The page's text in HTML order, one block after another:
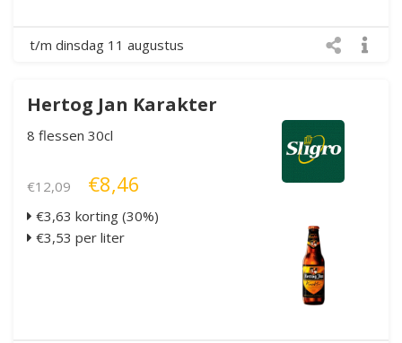
t/m dinsdag 11 augustus
Hertog Jan Karakter
8 flessen 30cl
€12,09 €8,46
€3,63 korting (30%)
€3,53 per liter